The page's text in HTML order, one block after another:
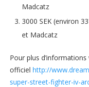
Madcatz
3000 SEK (environ
et Madcatz
Pour plus
officiel http://
super-street-fighter-iv-